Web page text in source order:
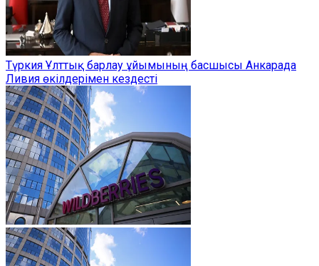
Түркия Ұлттық барлау ұйымының басшысы Анкарада
Ливия өкілдерімен кездесті